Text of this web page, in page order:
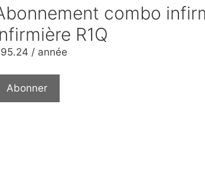
combo
R1Q
95.24 / année
Abonner